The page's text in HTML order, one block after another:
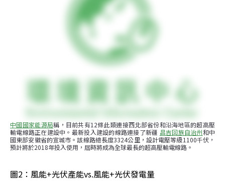
中國國家能源局稱，目前共有12條此類連接西北部省份和沿海地區的超高壓
輸電線路正在建設中。最新投入建設的線路連接了新疆 昌吉回族自治州和中
國東部安徽省的宣城市。該線路總長度3324公里，設計電壓等級1100千伏，
預計將於2018年投入使用，屆時將成為全球最長的超高壓輸電線路。
圖2：風能+光伏產能vs.風能+光伏發電量